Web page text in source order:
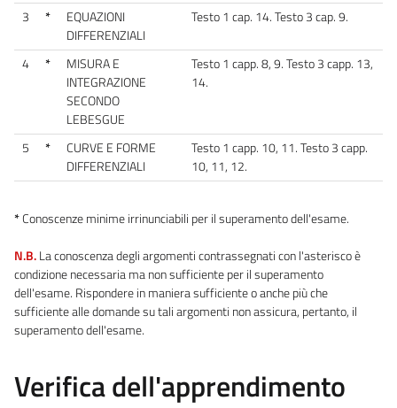
3
*
EQUAZIONI
DIFFERENZIALI
Testo 1 cap. 14. Testo 3 cap. 9.
4 *
MISURA E
INTEGRAZIONE
SECONDO
LEBESGUE
Testo 1 capp. 8, 9. Testo 3 capp. 13,
14.
5 *
CURVE E FORME
DIFFERENZIALI
Testo 1 capp. 10, 11. Testo 3 capp.
10, 11, 12.
*Conoscenze minime irrinunciabili per il superamento dell'esame.
N.B.La conoscenza degli argomenti contrassegnati con l'asterisco è
condizione necessaria ma non sufficiente per il superamento
dell'esame. Rispondere in maniera sufficiente o anche più che
sufficiente alle domande su tali argomenti non assicura, pertanto, il
superamento dell'esame.
Verifica dell'apprendimento